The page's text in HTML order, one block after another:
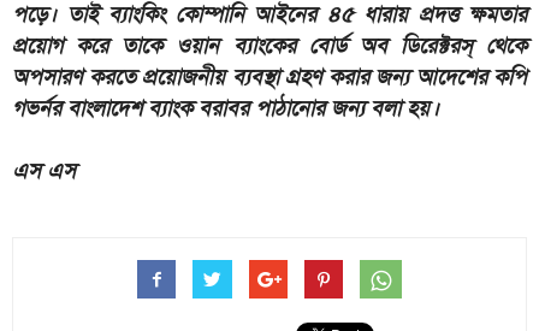
পড়ে। তাই ব্যাংকিং কোম্পানি আইনের ৪৫ ধারায় প্রদত্ত ক্ষমতার
প্রয়োগ করে তাকে ওয়ান ব্যাংকের বোর্ড অব ডিরেক্টরস্ থেকে
অপসারণ করতে প্রয়োজনীয় ব্যবস্থা গ্রহণ করার জন্য আদেশের কপি
গভর্নর বাংলাদেশ ব্যাংক বরাবর পাঠানোর জন্য বলা হয়।
এস এস